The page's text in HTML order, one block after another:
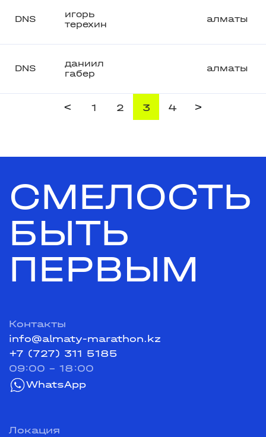
DNS
игорь
терехин
алматы
DNS
даниил
габер
алматы
< 1 2 3 4 >
СМЕЛОСТЬ
БЫТЬ
ПЕРВЫМ
Контакты
info@almaty-marathon.kz
+7 (727) 311 5185
09:00 - 18:00
WhatsApp
Локация